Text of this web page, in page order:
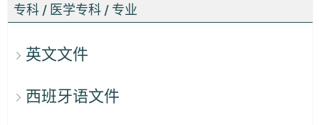
专科 / 医学专科 / 专业
英文文件
西班牙语文件